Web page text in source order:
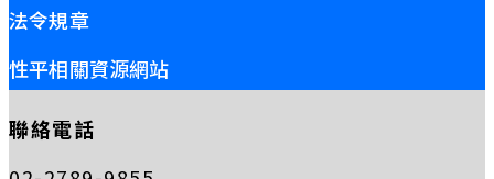
法令規章
性平相關資源網站
聯絡電話